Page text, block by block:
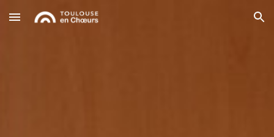
Skip to main content Skip to navigation